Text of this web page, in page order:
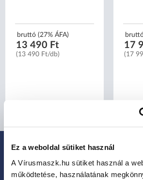
Ez a weboldal sütiket használ
A Vírusmaszk.hu sütiket használ a
működtetése, használatának
bruttó (27% ÁFA)
13 490 Ft
(13 490 Ft/db)
17
(17
IRATKOZZ FEL
Legfrissebb termékek,